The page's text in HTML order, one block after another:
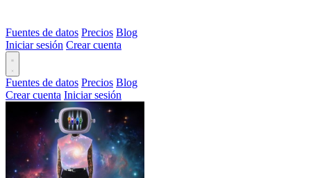
Fuentes de datos Precios Blog
Iniciar sesión Crear cuenta
Fuentes de datos Precios Blog
Crear cuenta Iniciar sesión